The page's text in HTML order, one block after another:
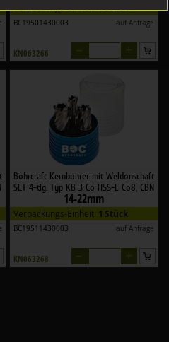
Verpackungs-Einheit:1 Stück
BC19501430003 auf Anfrage
KN063266
Bohrcraft Kernbohrer mit Weldonschaft
SET 4-tlg. Typ KB 3 Co HSS-E Co8, CBN
geschliffen
14-22mm
Verpackungs-Einheit: 1 Stück
BC19511430003 auf Anfrage
KN063268